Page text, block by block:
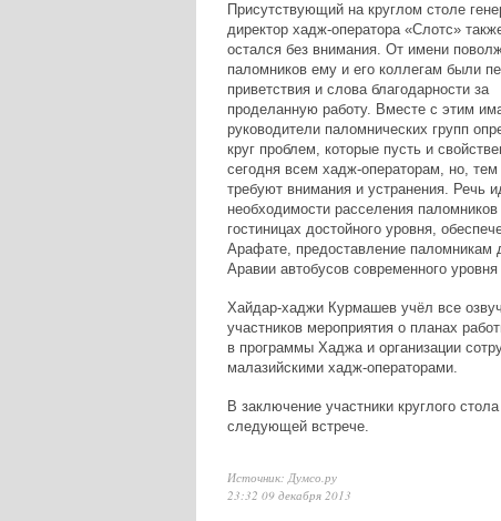
Присутствующий на круглом столе
директор хадж-оператора «Слотс»
остался без внимания. От имени
паломников ему и его коллегам были
приветствия и слова благодарности за
проделанную работу. Вместе с этим
руководители паломнических групп
круг проблем, которые пусть и
сегодня всем хадж-операторам, но,
требуют внимания и устранения. Речь
необходимости расселения паломников
гостиницах достойного уровня,
Арафате, предоставление паломникам
Аравии автобусов современного
Хайдар-хаджи Курмашев учёл все
участников мероприятия о планах
в программы Хаджа и организации
малазийскими хадж-операторами.
В заключение участники круглого
следующей встрече.
Источник: Думсо.ру
23:32 09 декабря 2013